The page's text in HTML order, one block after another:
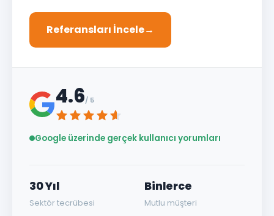
Referansları İncele→
4.6/ 5
Google üzerinde gerçek kullanıcı yorumları
30 Yıl
Sektör tecrübesi
Binlerce
Mutlu müşteri